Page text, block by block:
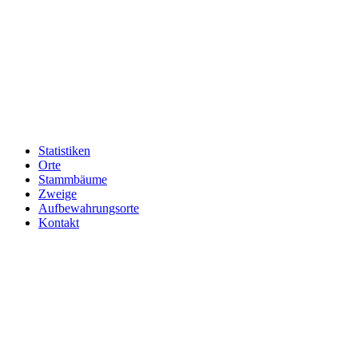
Statistiken
Orte
Stammbäume
Zweige
Aufbewahrungsorte
Kontakt